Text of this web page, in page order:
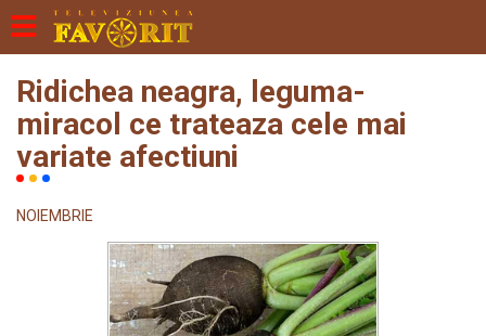
Ridichea neagra, leguma-
miracol ce trateaza cele mai
variate afectiuni
NOIEMBRIE